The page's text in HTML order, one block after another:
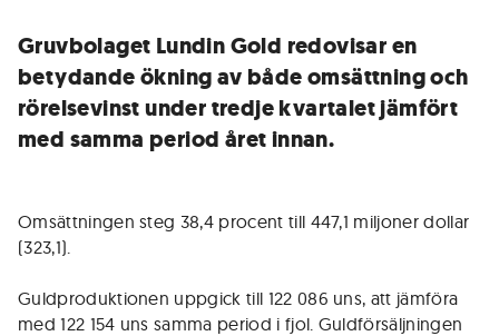
Gruvbolaget Lundin Gold redovisar en
betydande ökning av både omsättning och
rörelsevinst under tredje kvartalet jämfört
med samma period året innan.
Omsättningen steg 38,4 procent till 447,1 miljoner dollar
(323,1).
Guldproduktionen uppgick till 122 086 uns, att jämföra
med 122 154 uns samma period i fjol. Guldförsäljningen